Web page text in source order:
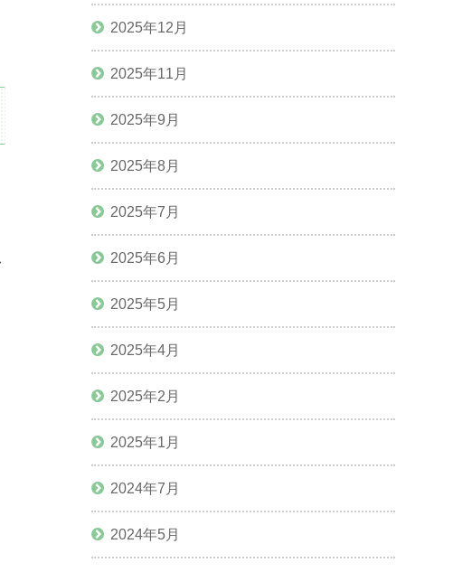
2025年12月
2025年11月
2025年9月
2025年8月
2025年7月
2025年6月
2025年5月
2025年4月
2025年2月
2025年1月
2024年7月
2024年5月